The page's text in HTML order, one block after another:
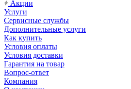
Акции
Услуги
Сервисные службы
Дополнительные услуги
Как купить
Условия оплаты
Условия доставки
Гарантия на товар
Вопрос-ответ
Компания